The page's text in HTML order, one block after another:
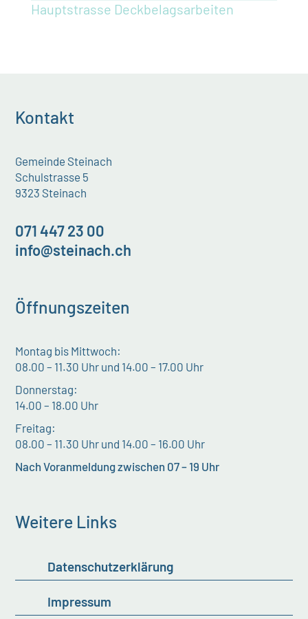
Hauptstrasse Deckbelagsarbeiten
Kontakt
Gemeinde Steinach
Schulstrasse 5
9323 Steinach
071 447 23 00
info@steinach.ch
Öffnungszeiten
Montag bis Mittwoch:
08.00 – 11.30 Uhr und 14.00 – 17.00 Uhr
Donnerstag:
14.00 – 18.00 Uhr
Freitag:
08.00 – 11.30 Uhr und 14.00 – 16.00 Uhr
Nach Voranmeldung zwischen 07 – 19 Uhr
Weitere Links
Datenschutzerklärung
Impressum